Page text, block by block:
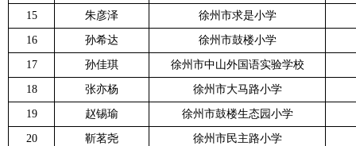
15 朱彦泽 徐州市求是小学
16 孙希达 徐州市鼓楼小学
17 孙佳琪 徐州市中山外国语实验学校
18 张亦杨 徐州市大马路小学
19 赵锡瑜 徐州市鼓楼生态园小学
20 靳茗尧 徐州市民主路小学